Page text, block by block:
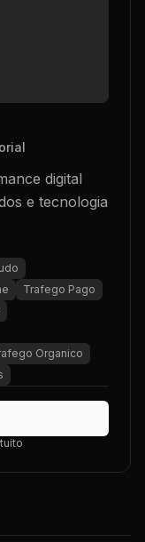
digital
e tecnologia
Trafego Pago
Organico